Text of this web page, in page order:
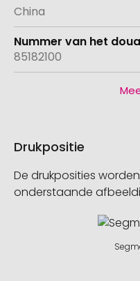
China
85182100
Drukpositie
De drukposities
onderstaande